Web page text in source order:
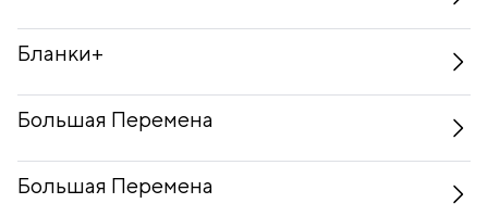
Бланки+
Большая Перемена
Большая Перемена